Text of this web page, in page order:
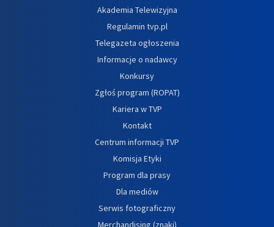
Akademia Telewizyjna
Regulamin tvp.pl
Telegazeta ogłoszenia
Informacje o nadawcy
Konkursy
Zgłoś program (ROPAT)
Kariera w TVP
Kontakt
Centrum informacji TVP
Komisja Etyki
Program dla prasy
Dla mediów
Serwis fotograficzny
Merchandising (znaki)